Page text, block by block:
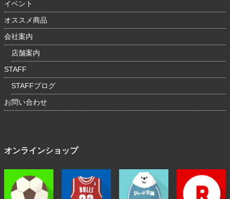
イベント
オススメ商品
会社案内
店舗案内
STAFF
STAFFブログ
お問い合わせ
オンラインショップ